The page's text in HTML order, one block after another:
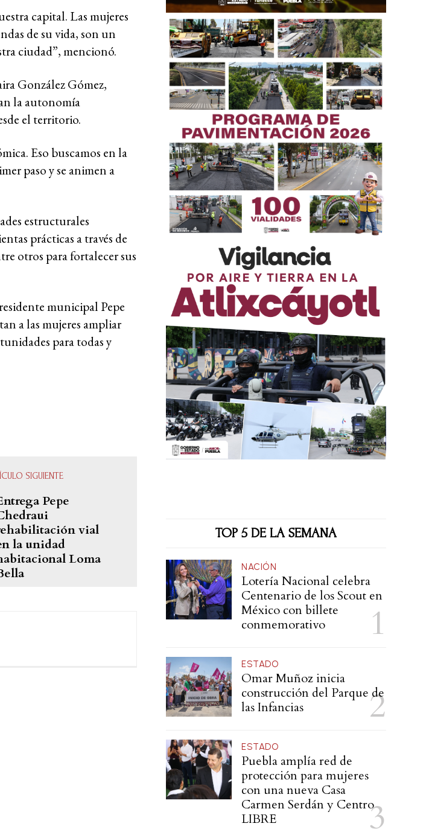
capital. Las mujeres
de su vida, son un
ciudad”, mencionó.
González Gómez,
la autonomía
el territorio.
Eso buscamos en la
paso y se animen a
estructurales
prácticas a través de
otros para fortalecer sus
municipal Pepe
a las mujeres ampliar
para todas y
SIGUIENTE
Pepe
vial
la unidad
Loma
TOP 5 DE LA SEMANA
NACIÓN
Lotería Nacional celebra
Centenario de los Scout en
México con billete
conmemorativo
ESTADO
Omar Muñoz inicia
construcción del Parque de
las Infancias
ESTADO
Puebla amplía red de
protección para mujeres
con una nueva Casa
Carmen Serdán y Centro
LIBRE